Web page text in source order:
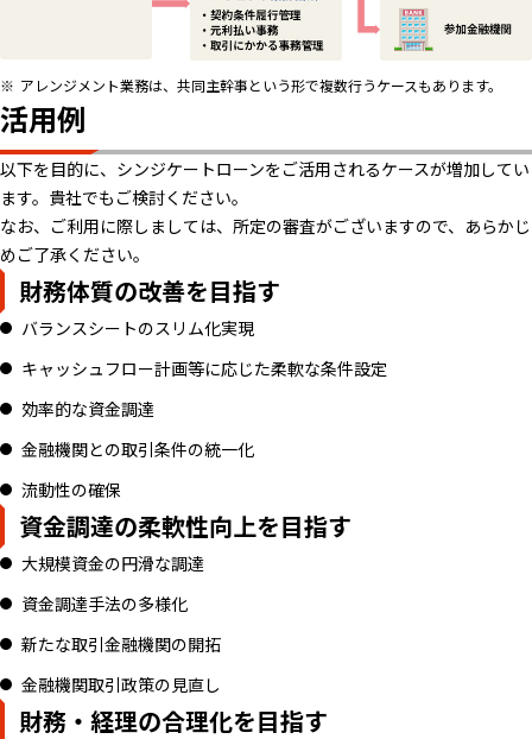
アレンジメント業務は、共同主幹事という形で複数行うケースもあります。
活用例
以下を目的に、シンジケートローンをご活用されるケースが増加してい
ます。貴社でもご検討ください。
なお、ご利用に際しましては、所定の審査がございますので、あらかじ
めご了承ください。
財務体質の改善を目指す
バランスシートのスリム化実現
キャッシュフロー計画等に応じた柔軟な条件設定
効率的な資金調達
金融機関との取引条件の統一化
流動性の確保
資金調達の柔軟性向上を目指す
大規模資金の円滑な調達
資金調達手法の多様化
新たな取引金融機関の開拓
金融機関取引政策の見直し
財務・経理の合理化を目指す